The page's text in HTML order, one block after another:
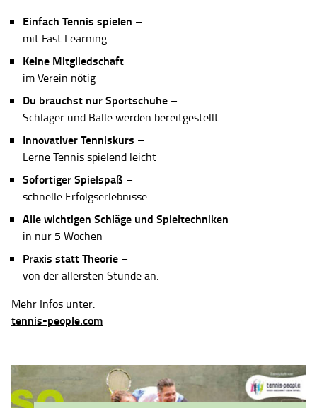
Einfach Tennis spielen –
mit Fast Learning
Keine Mitgliedschaft
im Verein nötig
Du brauchst nur Sportschuhe –
Schläger und Bälle werden bereitgestellt
Innovativer Tenniskurs –
Lerne Tennis spielend leicht
Sofortiger Spielspaß –
schnelle Erfolgserlebnisse
Alle wichtigen Schläge und Spieltechniken –
in nur 5 Wochen
Praxis statt Theorie –
von der allersten Stunde an.
Mehr Infos unter:
tennis-people.com